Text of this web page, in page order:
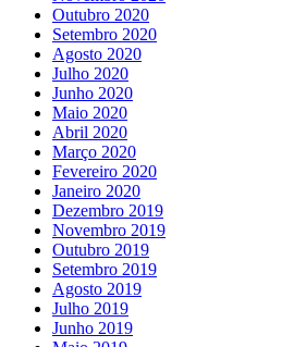
Outubro 2020
Setembro 2020
Agosto 2020
Julho 2020
Junho 2020
Maio 2020
Abril 2020
Março 2020
Fevereiro 2020
Janeiro 2020
Dezembro 2019
Novembro 2019
Outubro 2019
Setembro 2019
Agosto 2019
Julho 2019
Junho 2019